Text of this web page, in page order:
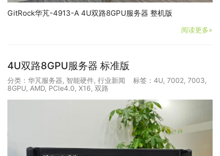
GitRock华芃-4913-A 4U双路8GPU服务器 整机版
阅读更多»
4U双路8GPU服务器 标准版
分类： 华芃服务器, 智能硬件, 行业新闻 标签： 4U, 7002, 7003,
8GPU, AMD, PCIe4.0, X16, 双路